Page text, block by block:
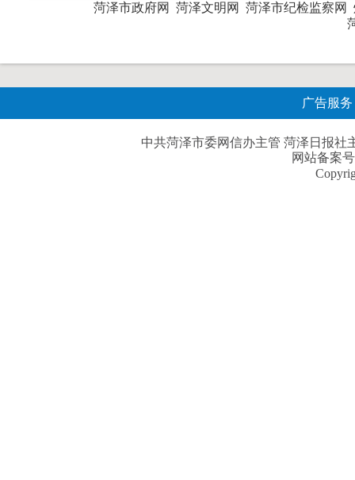
菏泽市政府网 菏泽文明网 菏泽市纪检监察网
广告服务
中共菏泽市委网信办主管 菏泽日报社
网站备案